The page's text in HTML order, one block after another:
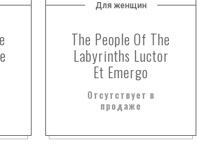
Для женщин
The People Of The
Labyrinths Luctor
Et Emergo
Отсутствует в
продаже